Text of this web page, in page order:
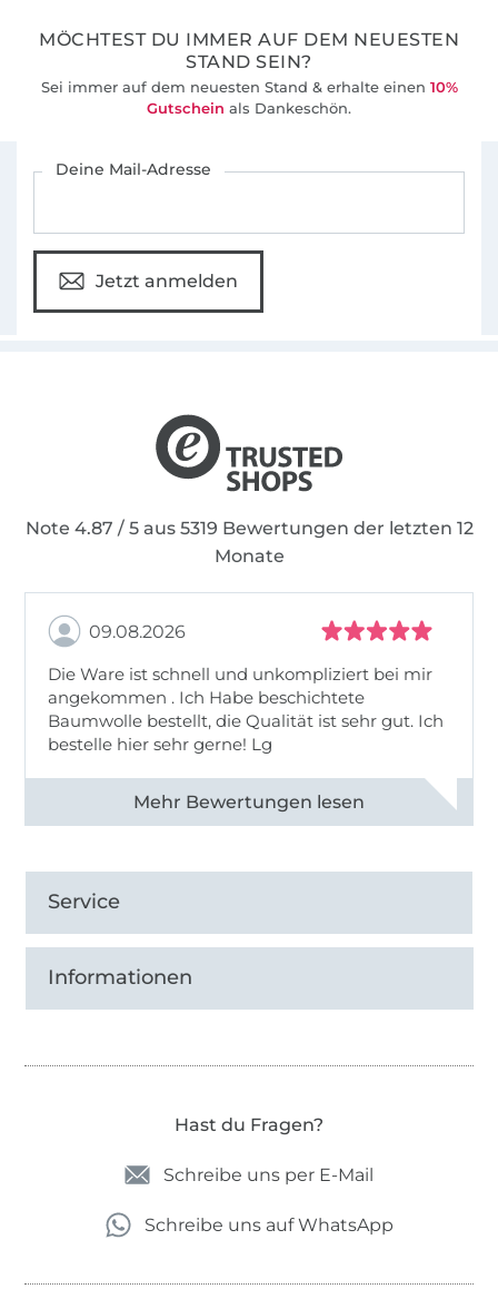
MÖCHTEST DU IMMER AUF DEM NEUESTEN
STAND SEIN?
Sei immer auf dem neuesten Stand & erhalte einen 10%
Gutschein als Dankeschön.
Deine Mail-Adresse
Jetzt anmelden
Note 4.87 / 5 aus 5319 Bewertungen der letzten 12
Monate
09.08.2026
Die Ware ist schnell und unkompliziert bei mir
angekommen . Ich Habe beschichtete
Baumwolle bestellt, die Qualität ist sehr gut. Ich
bestelle hier sehr gerne! Lg
Alle 83031 Bewertungen ansehen
Service
Informationen
Hast du Fragen?
Schreibe uns per E-Mail
Schreibe uns auf WhatsApp